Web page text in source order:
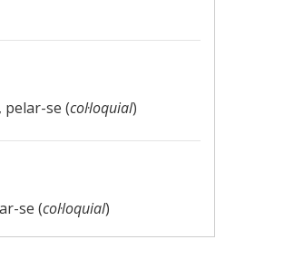
, pelar-se (col·loquial)
se (col·loquial)